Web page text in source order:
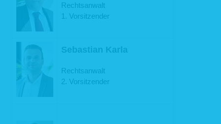
Rechtsanwalt
1. Vorsitzender
Sebastian Karla
Rechtsanwalt
2. Vorsitzender